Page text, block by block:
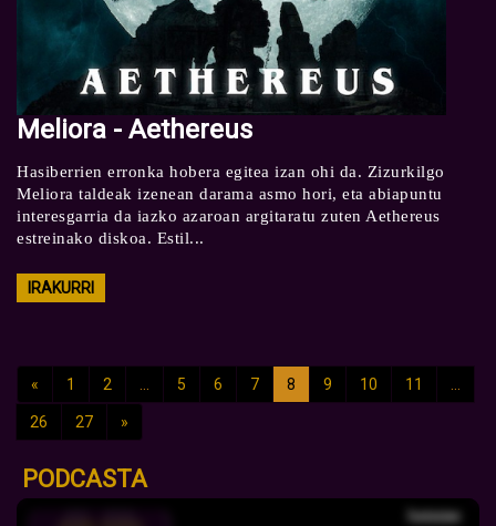
Meliora - Aethereus
Hasiberrien erronka hobera egitea izan ohi da. Zizurkilgo
Meliora taldeak izenean darama asmo hori, eta abiapuntu
interesgarria da iazko azaroan argitaratu zuten Aethereus
estreinako diskoa. Estil...
IRAKURRI
« 1 2 ... 5 6 7 8 9 10 11 ...
26 27 »
PODCASTA